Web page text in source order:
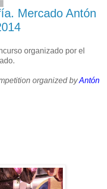
Mercado Antón
organizado por el
organized byAntón